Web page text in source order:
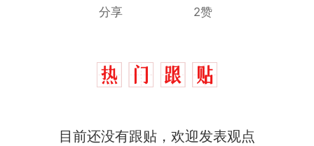
分享 2赞
目前还没有跟贴，欢迎发表观点